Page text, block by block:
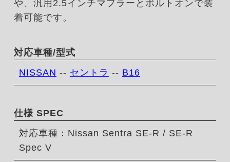
や、汎用2.5インチマフラーとボルトオンで装
着可能です。
対応車種/型式
NISSAN -- セントラ -- B16
仕様 SPEC
対応車種：Nissan Sentra SE-R / SE-R
Spec V